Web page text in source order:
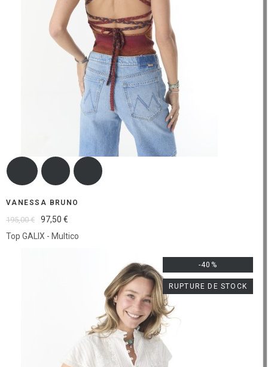
VANESSA BRUNO
Top GALIX - Multico
195,00 € 97,50 €
-40%
RUPTURE DE STOCK